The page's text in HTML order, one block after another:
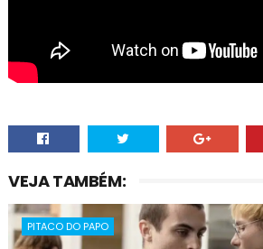
VEJA TAMBÉM:
PITACO DO PAPO